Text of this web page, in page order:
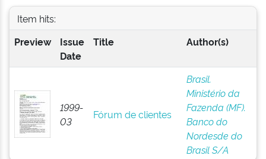
Item hits:
Preview
Issue
Date
Title Author(s)
1999-
03
Fórum de clientes
Brasil.
Ministério da
Fazenda (MF).
Banco do
Nordesde do
Brasil S/A